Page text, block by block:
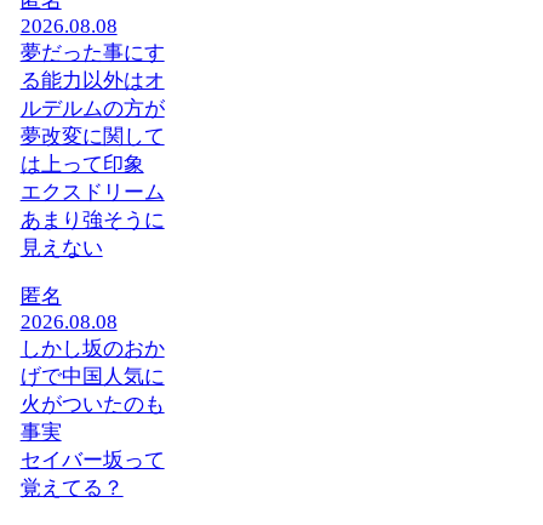
2026.08.08
夢だった事にす
る能力以外はオ
ルデルムの方が
夢改変に関して
は上って印象
エクスドリーム
あまり強そうに
見えない
匿名
2026.08.08
しかし坂のおか
げで中国人気に
火がついたのも
事実
セイバー坂って
覚えてる？